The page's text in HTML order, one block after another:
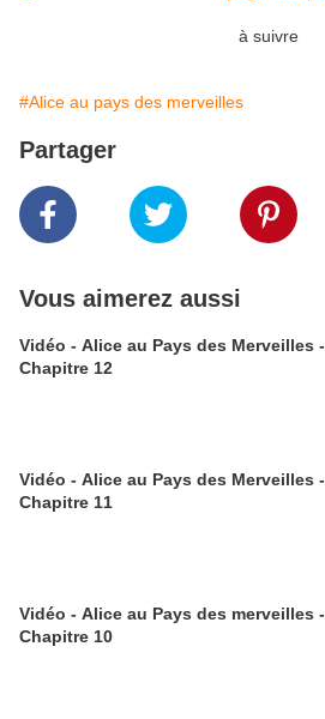
à suivre
#Alice au pays des merveilles
Partager
Vous aimerez aussi
Vidéo - Alice au Pays des Merveilles -
Chapitre 12
Vidéo - Alice au Pays des Merveilles -
Chapitre 11
Vidéo - Alice au Pays des merveilles -
Chapitre 10